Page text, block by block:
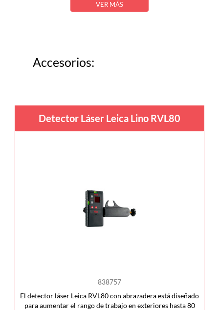
VER MÁS
Accesorios:
Detector Láser Leica Lino RVL80
838757
El detector láser Leica RVL80 con abrazadera está diseñado
para aumentar el rango de trabajo en exteriores hasta 80